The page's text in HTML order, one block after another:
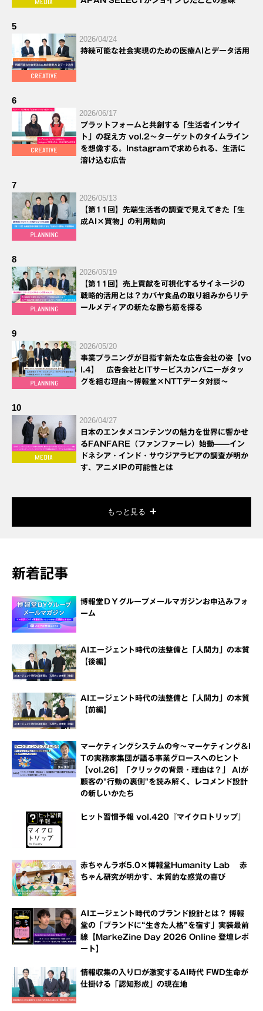
5
2026/04/24
持続可能な社会実現のための医療AIとデータ活用
6
2026/06/17
プラットフォームと共創する「生活者インサイ
ト」の捉え方 vol.2～ターゲットのタイムライン
を想像する。Instagramで求められる、生活に
溶け込む広告
7
2026/05/13
【第11回】先端生活者の調査で見えてきた「生
成AI×買物」の利用動向
8
2026/05/19
【第11回】売上貢献を可視化するサイネージの
戦略的活用とは？カバヤ食品の取り組みからリテ
ールメディアの新たな勝ち筋を探る
9
2026/05/20
事業プラニングが目指す新たな広告会社の姿【vo
l.4】 広告会社とITサービスカンパニーがタッ
グを組む理由～博報堂×NTTデータ対談～
10
2026/04/27
日本のエンタメコンテンツの魅力を世界に響かせ
るFANFARE（ファンファーレ）始動——イン
ドネシア・インド・サウジアラビアの調査が明か
す、アニメIPの可能性とは
もっと見る
新着記事
博報堂ＤＹグループメールマガジンお申込みフォ
ーム
AIエージェント時代の法整備と「人間力」の本質
【後編】
AIエージェント時代の法整備と「人間力」の本質
【前編】
マーケティングシステムの今～マーケティング＆I
Tの実務家集団が語る事業グロースへのヒント
【vol.26】「クリックの背景・理由は？」 AIが
顧客の"行動の裏側"を読み解く、レコメンド設計
の新しいかたち
ヒット習慣予報 vol.420『マイクロトリップ』
赤ちゃんラボ5.0×博報堂Humanity Lab 赤
ちゃん研究が明かす、本質的な感覚の喜び
AIエージェント時代のブランド設計とは？ 博報
堂の「ブランドに“生きた人格”を宿す」実装最前
線【MarkeZine Day 2026 Online 登壇レポ
ート】
情報収集の入り口が激変するAI時代 FWD生命が
仕掛ける「認知形成」の現在地